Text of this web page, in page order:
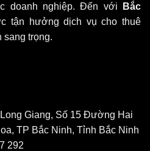
doanh nghiệp. Đến với
Bắc
tận hưởng dịch vụ cho thuê
sang trọng.
Giang, Số 15 Đường Hai
TP Bắc Ninh, Tỉnh Bắc Ninh
292